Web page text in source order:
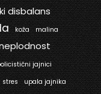
disbalans
koža
malina
jajnici
stres upala jajnika